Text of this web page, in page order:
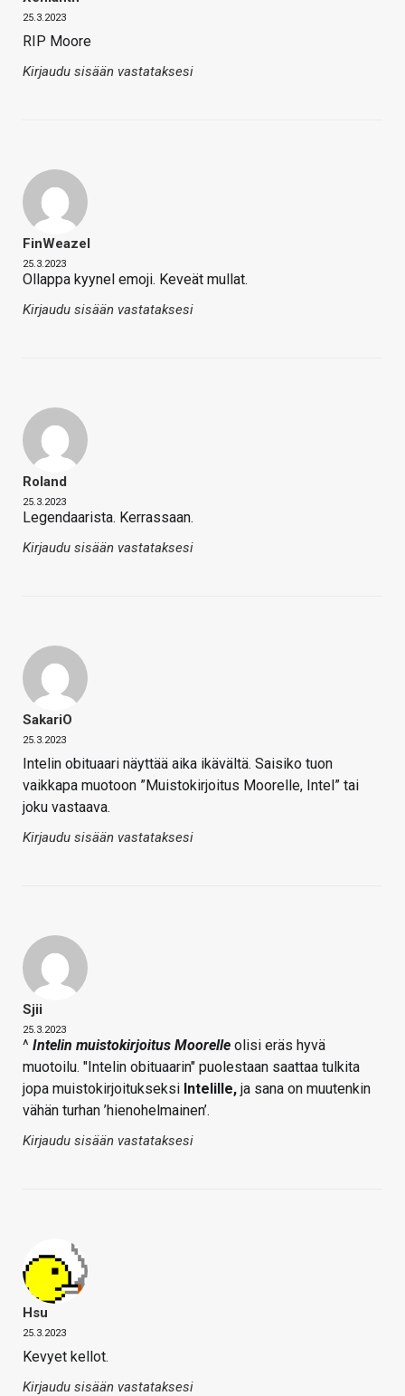
25.3.2023
RIP Moore
Kirjaudu sisään vastataksesi
FinWeazel
25.3.2023
Ollappa kyynel emoji. Keveät mullat.
Kirjaudu sisään vastataksesi
Roland
25.3.2023
Legendaarista. Kerrassaan.
Kirjaudu sisään vastataksesi
SakariO
25.3.2023
Intelin obituaari näyttää aika ikävältä. Saisiko tuon
vaikkapa muotoon ”Muistokirjoitus Moorelle, Intel” tai
joku vastaava.
Kirjaudu sisään vastataksesi
Sjii
25.3.2023
^ Intelin muistokirjoitus Moorelle olisi eräs hyvä
muotoilu. "Intelin obituaarin" puolestaan saattaa tulkita
jopa muistokirjoitukseksi Intelille, ja sana on muutenkin
vähän turhan ’hienohelmainen’.
Kirjaudu sisään vastataksesi
Hsu
25.3.2023
Kevyet kellot.
Kirjaudu sisään vastataksesi